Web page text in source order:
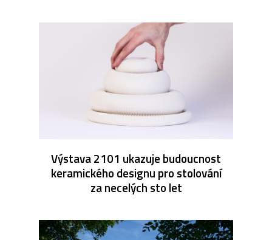
Výstava 2101 ukazuje budoucnost
keramického designu pro stolování
za necelých sto let